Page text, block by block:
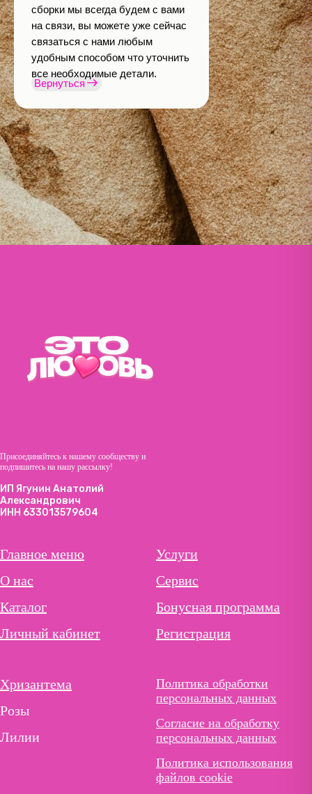
Вернуться
сборки мы всегда будем с вами
на связи, вы можете уже сейчас
связаться с нами любым
удобным способом что уточнить
все необходимые детали.
Присоединяйтесь к нашему сообществу и
подпишитесь на нашу рассылку!
ИП Ягунин Анатолий
Александрович
ИНН 633013579604
Главное меню
О нас
Каталог
Личный кабинет
Услуги
Сервис
Бонусная программа
Регистрация
Хризантема
Розы
Лилии
Политика обработки
персональных данных
Согласие на обработку
персональных данных
Политика использования
файлов cookie